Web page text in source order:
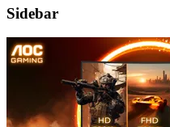
Sidebar